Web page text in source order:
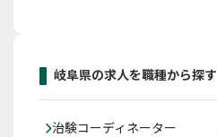
岐阜県の求人を職種から探す
治験コーディネーター